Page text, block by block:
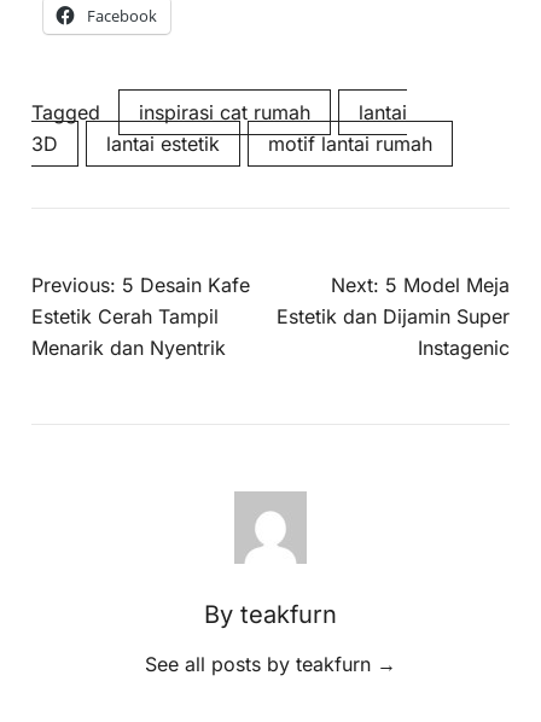
Facebook
Tagged inspirasi cat rumah
lantai
3D
lantai estetik motif lantai rumah
Previous: 5 Desain Kafe
Estetik Cerah Tampil
Menarik dan Nyentrik
Next: 5 Model Meja
Estetik dan Dijamin Super
Instagenic
By teakfurn
See all posts by teakfurn →